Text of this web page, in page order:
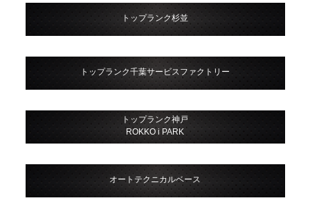
トップランク杉並
トップランク千葉サービスファクトリー
トップランク神戸
ROKKO i PARK
オートテクニカルベース